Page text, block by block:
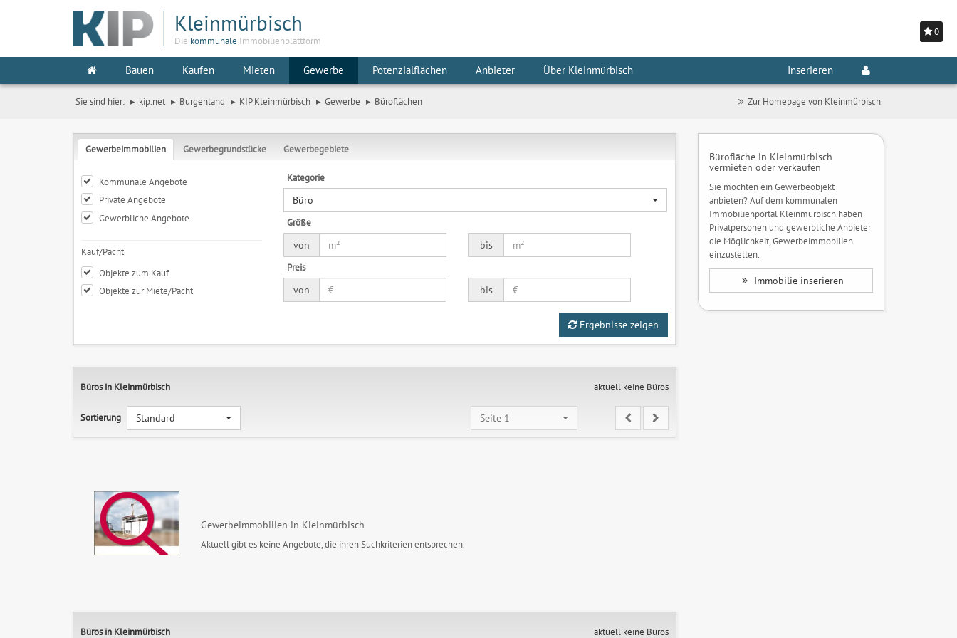
0
Kleinmürbisch
Die kommunale Immobilienplattform
Bauen Kaufen Mieten Gewerbe Potenzialflächen Anbieter Über Kleinmürbisch Inserieren
Sie sind hier: kip.net Burgenland KIP Kleinmürbisch Gewerbe Büroflächen Zur Homepage von Kleinmürbisch
Gewerbeimmobilien Gewerbegrundstücke Gewerbegebiete
Kommunale Angebote
Private Angebote
Gewerbliche Angebote
Kauf/Pacht
Objekte zum Kauf
Objekte zur Miete/Pacht
Kategorie
Büro
Größe
von
bis
Preis
von
bis
Ergebnisse zeigen
Büros in Kleinmürbisch
Sortierung Standard
aktuell keine Büros
Seite 1
Gewerbeimmobilien in Kleinmürbisch
Aktuell gibt es keine Angebote, die ihren Suchkriterien entsprechen.
Büros in Kleinmürbisch aktuell keine Büros
Bürofläche in Kleinmürbisch
vermieten oder verkaufen
Sie möchten ein Gewerbeobjekt
anbieten? Auf dem kommunalen
Immobilienportal Kleinmürbisch haben
Privatpersonen und gewerbliche Anbieter
die Möglichkeit, Gewerbeimmobilien
einzustellen.
Immobilie inserieren